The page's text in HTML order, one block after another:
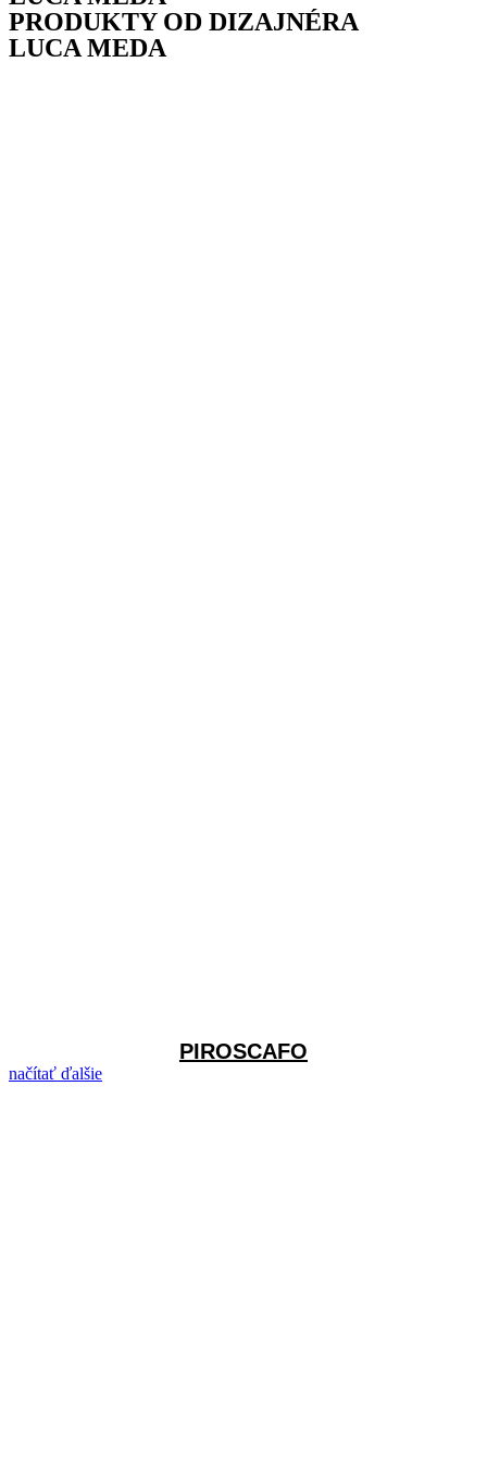
PRODUKTY OD DIZAJNÉRA
LUCA MEDA
PIROSCAFO
načítať ďalšie